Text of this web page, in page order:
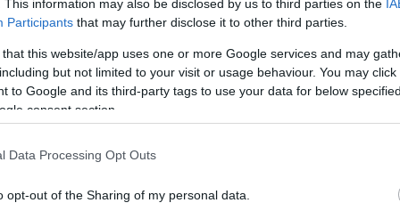
This information may also be disclosed by us to third parties on the
Participants that may further disclose it to other third parties.
that this website/app uses one or more Google services and may
but not limited to your visit or usage behaviour. You may
to Google and its third-party tags to use your data for below
consent section.
Data Processing Opt Outs
opt-out of the Sharing of my personal data.